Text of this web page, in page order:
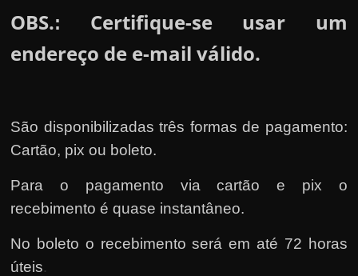
OBS.:
Certifique-se usar um
endereço de e-mail válido.
São disponibilizadas três formas de pagamento:
Cartão, pix ou boleto.
Para o pagamento via cartão e pix o
recebimento é quase instantâneo.
No boleto o recebimento será em até 72 horas
úteis.